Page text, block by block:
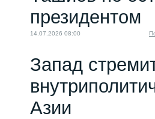
президентом
14.07.2026 08:00
Запад
Азии